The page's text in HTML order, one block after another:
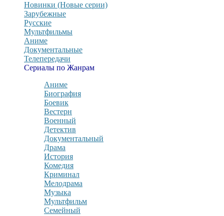
Новинки (Новые серии)
Зарубежные
Русские
Мультфильмы
Аниме
Документальные
Телепередачи
Сериалы по Жанрам
Аниме
Биография
Боевик
Вестерн
Военный
Детектив
Документальный
Драма
История
Комедия
Криминал
Мелодрама
Музыка
Мультфильм
Семейный